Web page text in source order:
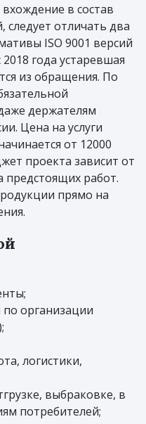
в состав
следует отличать два
ISO 9001 версий
года устаревшая
из обращения. По
держателям
Цена на услуги
от 12000
проекта зависит от
работ.
прямо на
организации
логистики,
выбраковке, в
потребителей;